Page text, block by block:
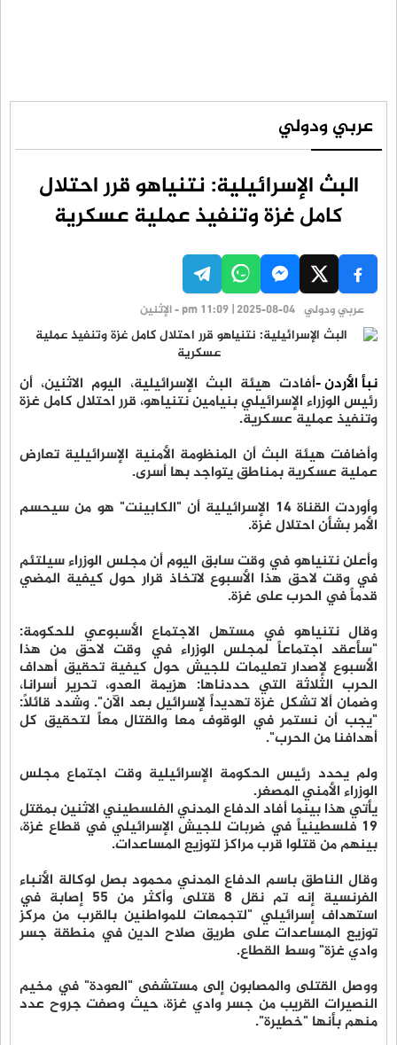
عربي ودولي
البث الإسرائيلية: نتنياهو قرر احتلال
كامل غزة وتنفيذ عملية عسكرية
عربي ودولي pm 11:09 | 2025-08-04 - الإثنين
نبأ الأردن -أفادت هيئة البث الإسرائيلية، اليوم الاثنين، أن
رئيس الوزراء الإسرائيلي بنيامين نتنياهو، قرر احتلال كامل غزة
وتنفيذ عملية عسكرية.
وأضافت هيئة البث أن المنظومة الأمنية الإسرائيلية تعارض
عملية عسكرية بمناطق يتواجد بها أسرى.
وأوردت القناة 14 الإسرائيلية أن "الكابينت" هو من سيحسم
الأمر بشأن احتلال غزة.
وأعلن نتنياهو في وقت سابق اليوم أن مجلس الوزراء سيلتئم
في وقت لاحق هذا الأسبوع لاتخاذ قرار حول كيفية المضي
قدماً في الحرب على غزة.
وقال نتنياهو في مستهل الاجتماع الأسبوعي للحكومة:
"سأعقد اجتماعاً لمجلس الوزراء في وقت لاحق من هذا
الأسبوع لإصدار تعليمات للجيش حول كيفية تحقيق أهداف
الحرب الثلاثة التي حددناها: هزيمة العدو، تحرير أسرانا،
وضمان ألا تشكل غزة تهديداً لإسرائيل بعد الآن". وشدد قائلاً:
"يجب أن نستمر في الوقوف معا والقتال معاً لتحقيق كل
أهدافنا من الحرب".
ولم يحدد رئيس الحكومة الإسرائيلية وقت اجتماع مجلس
الوزراء الأمني المصغر.
يأتي هذا بينما أفاد الدفاع المدني الفلسطيني الاثنين بمقتل
19 فلسطينياً في ضربات للجيش الإسرائيلي في قطاع غزة،
بينهم من قتلوا قرب مراكز لتوزيع المساعدات.
وقال الناطق باسم الدفاع المدني محمود بصل لوكالة الأنباء
الفرنسية إنه تم نقل 8 قتلى وأكثر من 55 إصابة في
استهداف إسرائيلي "لتجمعات للمواطنين بالقرب من مركز
توزيع المساعدات على طريق صلاح الدين في منطقة جسر
وادي غزة" وسط القطاع.
ووصل القتلى والمصابون إلى مستشفى "العودة" في مخيم
النصيرات القريب من جسر وادي غزة، حيث وصفت جروح عدد
منهم بأنها "خطيرة".